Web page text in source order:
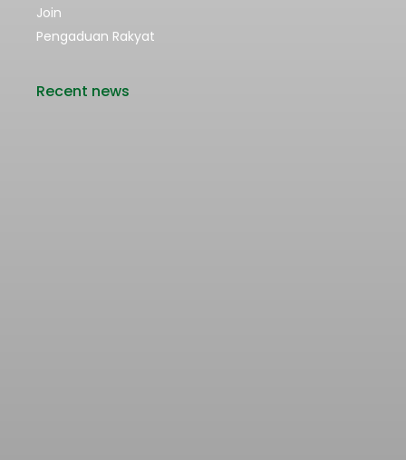
Join
Pengaduan Rakyat
Recent news